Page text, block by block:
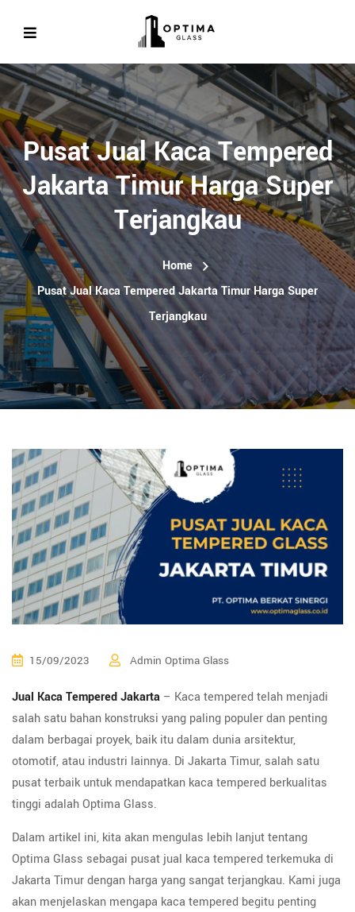
Pusat Jual Kaca Tempered
Jakarta Timur Harga Super
Terjangkau
Home
Pusat Jual Kaca Tempered Jakarta Timur Harga Super
Terjangkau
15/09/2023 Admin Optima Glass
Jual Kaca Tempered Jakarta – Kaca tempered telah menjadi
salah satu bahan konstruksi yang paling populer dan penting
dalam berbagai proyek, baik itu dalam dunia arsitektur,
otomotif, atau industri lainnya. Di Jakarta Timur, salah satu
pusat terbaik untuk mendapatkan kaca tempered berkualitas
tinggi adalah Optima Glass.
Dalam artikel ini, kita akan mengulas lebih lanjut tentang
Optima Glass sebagai pusat jual kaca tempered terkemuka di
Jakarta Timur dengan harga yang sangat terjangkau. Kami juga
akan menjelaskan mengapa kaca tempered begitu penting